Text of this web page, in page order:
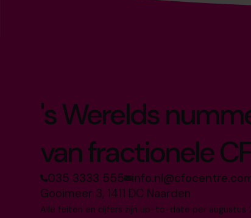
's Werelds
van fractionele
035 3333 555
Gooimeer 3, 1411 DC Naarden
Alle feiten en cijfers zijn up-to-date per augustus